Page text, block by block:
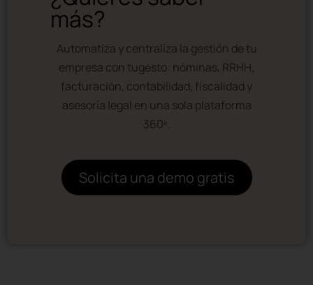
más?
Automatiza y centraliza la gestión de tu
empresa con tugesto: nóminas, RRHH,
facturación, contabilidad, fiscalidad y
asesoría legal en una sola plataforma
360º.
Solicita una demo gratis